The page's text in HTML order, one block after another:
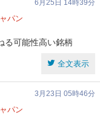
6月25日 14時39分
パン
る可能性高い銘柄
全文表示
3月23日 05時46分
パン